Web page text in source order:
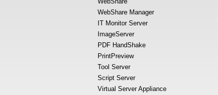
WebShare Manager
IT Monitor Server
ImageServer
PDF HandShake
PrintPreview
Tool Server
Script Server
Virtual Server Appliance